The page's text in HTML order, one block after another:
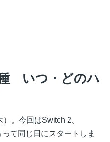
いつ・どのハ
。今回はSwitch 2、
て同じ日にスタートしま